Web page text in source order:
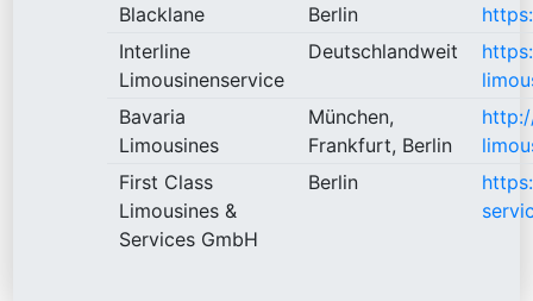
Blacklane
Berlin
Interline
Limousinenservice
Deutschlandweit
Bavaria
Limousines
München,
Frankfurt, Berlin
First Class
Limousines &
Services GmbH
Berlin